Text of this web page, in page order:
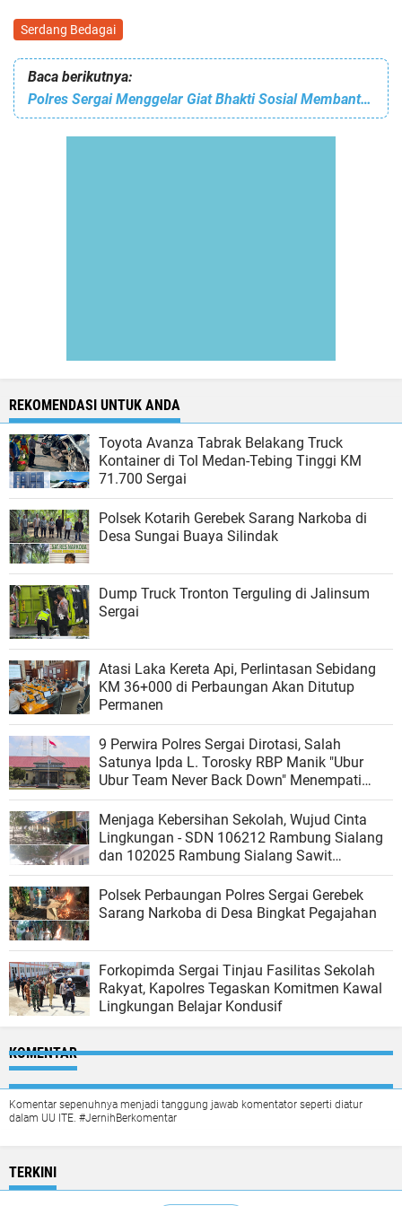
Serdang Bedagai
Baca berikutnya:
Polres Sergai Menggelar Giat Bhakti Sosial Membantu Dan Membersihkan Bangunan Yang Terbakar
REKOMENDASI UNTUK ANDA
Toyota Avanza Tabrak Belakang Truck
Kontainer di Tol Medan-Tebing Tinggi KM
71.700 Sergai
Polsek Kotarih Gerebek Sarang Narkoba di
Desa Sungai Buaya Silindak
Dump Truck Tronton Terguling di Jalinsum
Sergai
Atasi Laka Kereta Api, Perlintasan Sebidang
KM 36+000 di Perbaungan Akan Ditutup
Permanen
9 Perwira Polres Sergai Dirotasi, Salah
Satunya Ipda L. Torosky RBP Manik "Ubur
Ubur Team Never Back Down" Menempati
Polsek Dolok Masihul
Menjaga Kebersihan Sekolah, Wujud Cinta
Lingkungan - SDN 106212 Rambung Sialang
dan 102025 Rambung Sialang Sawit
Kecamatan Sei Rampah
Polsek Perbaungan Polres Sergai Gerebek
Sarang Narkoba di Desa Bingkat Pegajahan
Forkopimda Sergai Tinjau Fasilitas Sekolah
Rakyat, Kapolres Tegaskan Komitmen Kawal
Lingkungan Belajar Kondusif
KOMENTAR
Komentar sepenuhnya menjadi tanggung jawab komentator seperti diatur
dalam UU ITE. #JernihBerkomentar
TERKINI